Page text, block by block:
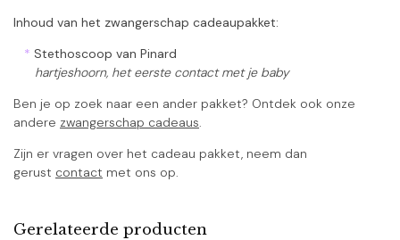
Inhoud van het zwangerschap cadeaupakket:
* Stethoscoop van Pinard
hartjeshoorn, het eerste contact met je baby
Ben je op zoek naar een ander pakket? Ontdek ook onze
andere zwangerschap cadeaus.
Zijn er vragen over het cadeau pakket, neem dan
gerust contact met ons op.
Gerelateerde producten